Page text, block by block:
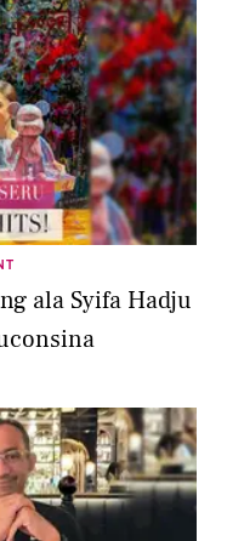
ala Syifa Hadju